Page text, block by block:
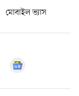
মোবাইল ভ্যাস